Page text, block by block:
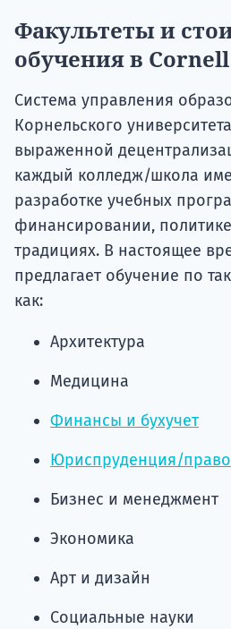
Факультеты и
обучения в
Система управления
Корнельского
выраженной
каждый колледж/школа
разработке учебных
финансировании,
традициях. В настоящее
предлагает обучение по
как:
Архитектура
Медицина
Финансы и бухучет
Юриспруденция/право
Бизнес и менеджмент
Экономика
Арт и дизайн
Социальные науки